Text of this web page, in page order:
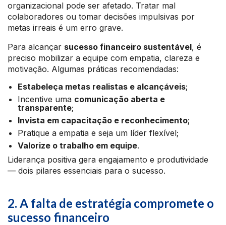
organizacional pode ser afetado. Tratar mal
colaboradores ou tomar decisões impulsivas por
metas irreais é um erro grave.
Para alcançar sucesso financeiro sustentável, é
preciso mobilizar a equipe com empatia, clareza e
motivação. Algumas práticas recomendadas:
Estabeleça metas realistas e alcançáveis;
Incentive uma comunicação aberta e
transparente;
Invista em capacitação e reconhecimento;
Pratique a empatia e seja um líder flexível;
Valorize o trabalho em equipe.
Liderança positiva gera engajamento e produtividade
— dois pilares essenciais para o sucesso.
2. A falta de estratégia compromete o
sucesso financeiro